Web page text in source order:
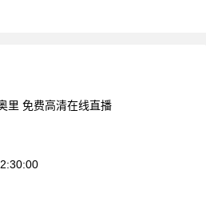
里 免费高清在线直播